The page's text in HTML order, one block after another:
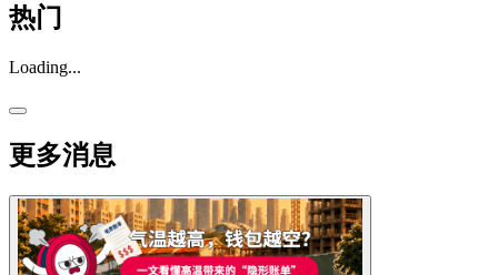
热门
Loading...
更多消息